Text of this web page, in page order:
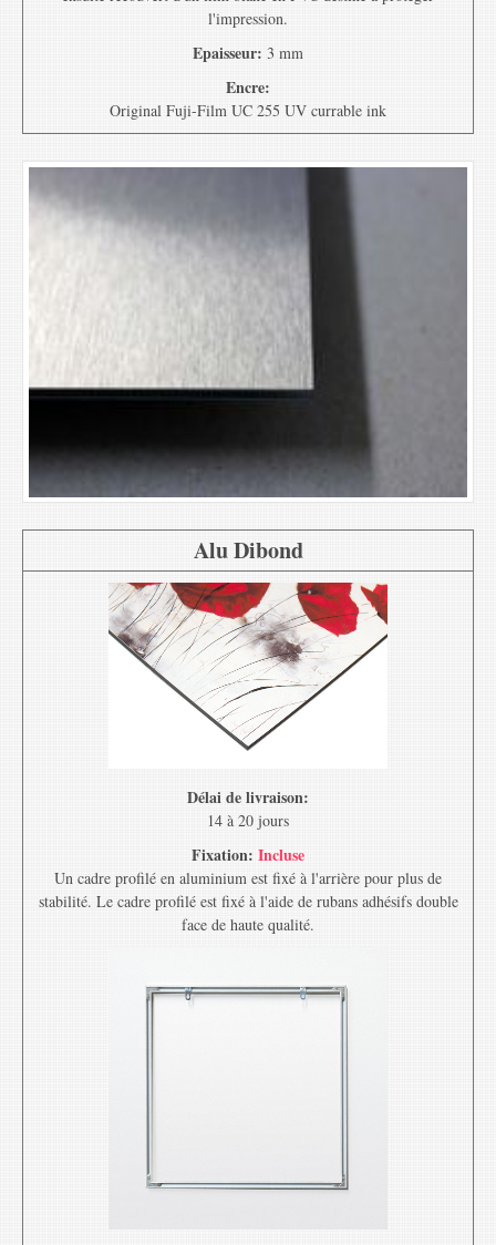
l'impression.
Epaisseur: 3 mm
Encre:
Original Fuji-Film UC 255 UV currable ink
Alu Dibond
Délai de livraison:
14 à 20 jours
Fixation: Incluse
Un cadre profilé en aluminium est fixé à l'arrière pour plus de
stabilité. Le cadre profilé est fixé à l'aide de rubans adhésifs double
face de haute qualité.